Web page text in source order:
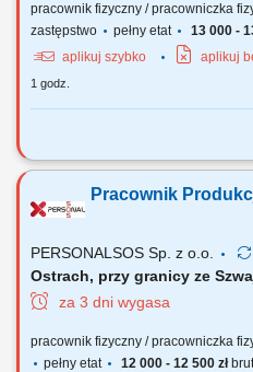
pracownik fizyczny / pracowniczka
zastępstwo
pełny etat 13 000 -
aplikuj szybko
aplikuj
1 godz.
Zakres obowiązków: przygotowanie
rolniczych.Pracownik
PERSONALSOS Sp. z o.o.
Ostrach, przy granicy ze
za 3 dni wygasa
pracownik fizyczny / pracowniczka
pełny etat
12 000 - 12 500 zł